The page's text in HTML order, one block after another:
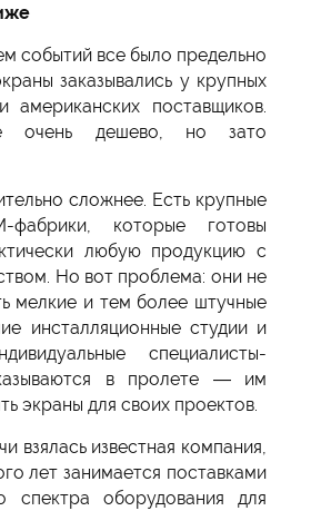
событий все было предельно
заказывались у крупных
американских поставщиков.
очень дешево, но зато
сложнее. Есть крупные
фабрики, которые готовы
любую продукцию с
Но вот проблема: они не
мелкие и тем более штучные
инсталляционные студии и
специалисты-
в пролете — им
экраны для своих проектов.
взялась известная компания,
лет занимается поставками
спектра оборудования для